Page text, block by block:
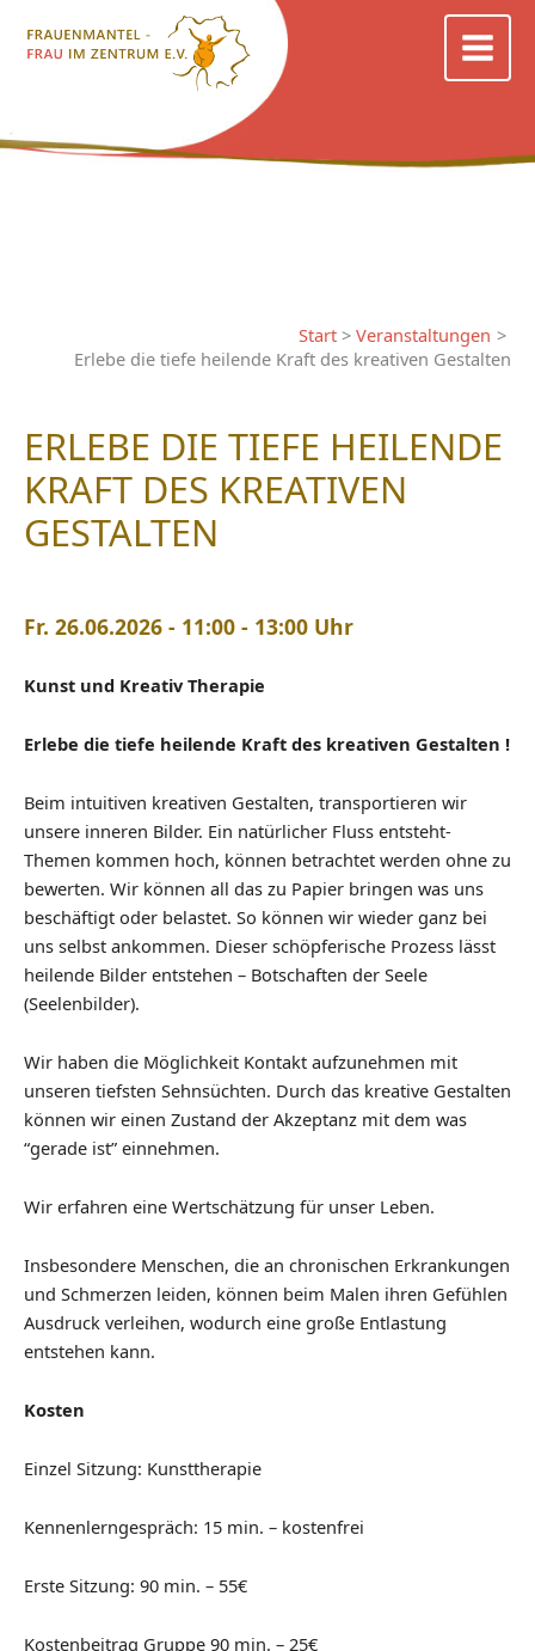
Inhalt
Start
Veranstaltungen
Erlebe die tiefe heilende Kraft des kreativen Gestalten
ERLEBE DIE TIEFE HEILENDE
KRAFT DES KREATIVEN
GESTALTEN
Fr. 26.06.2026 - 11:00 - 13:00 Uhr
Kunst und Kreativ Therapie
Erlebe die tiefe heilende Kraft des kreativen Gestalten !
Beim intuitiven kreativen Gestalten, transportieren wir
unsere inneren Bilder. Ein natürlicher Fluss entsteht-
Themen kommen hoch, können betrachtet werden ohne zu
bewerten. Wir können all das zu Papier bringen was uns
beschäftigt oder belastet. So können wir wieder ganz bei
uns selbst ankommen. Dieser schöpferische Prozess lässt
heilende Bilder entstehen – Botschaften der Seele
(Seelenbilder).
Wir haben die Möglichkeit Kontakt aufzunehmen mit
unseren tiefsten Sehnsüchten. Durch das kreative Gestalten
können wir einen Zustand der Akzeptanz mit dem was
“gerade ist” einnehmen.
Wir erfahren eine Wertschätzung für unser Leben.
Insbesondere Menschen, die an chronischen Erkrankungen
und Schmerzen leiden, können beim Malen ihren Gefühlen
Ausdruck verleihen, wodurch eine große Entlastung
entstehen kann.
Kosten
Einzel Sitzung: Kunsttherapie
Kennenlerngespräch: 15 min. – kostenfrei
Erste Sitzung: 90 min. – 55€
Kostenbeitrag Gruppe 90 min. – 25€